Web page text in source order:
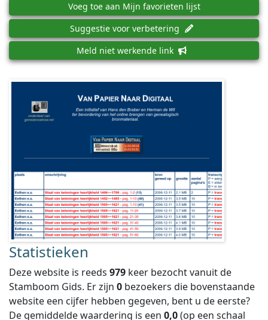
Voeg toe aan Mijn favorieten lijst
Suggestie voor verbetering
Meld niet werkende link
Statistieken
Deze website is reeds 979 keer bezocht vanuit de
Stamboom Gids. Er zijn 0 bezoekers die bovenstaande
website een cijfer hebben gegeven, bent u de eerste?
De gemiddelde waardering is een 0,0(op een schaal